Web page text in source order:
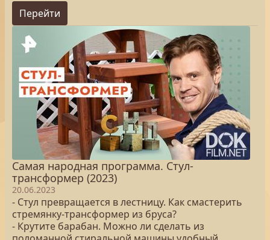
Перейти
Самая народная программа. Стул-
трансформер (2023)
20.06.2023
- Стул превращается в лестницу. Как смастерить
стремянку-трансформер из бруса?
- Крутите барабан. Можно ли сделать из